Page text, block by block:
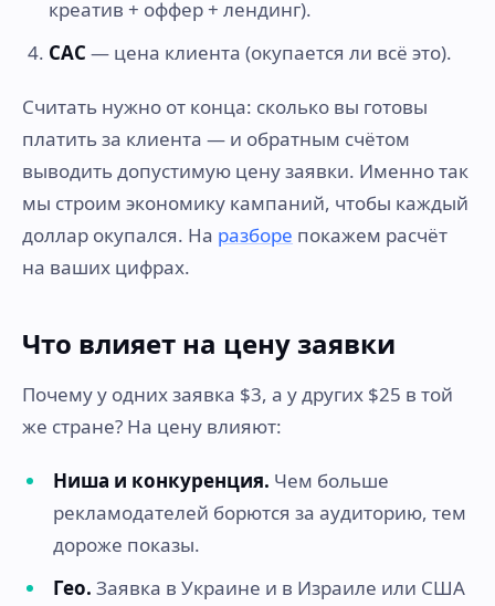
креатив + оффер + лендинг).
CAC — цена клиента (окупается ли всё это).
Считать нужно от конца: сколько вы готовы
платить за клиента — и обратным счётом
выводить допустимую цену заявки. Именно так
мы строим экономику кампаний, чтобы каждый
доллар окупался. На разборе покажем расчёт
на ваших цифрах.
Что влияет на цену заявки
Почему у одних заявка $3, а у других $25 в той
же стране? На цену влияют:
Ниша и конкуренция. Чем больше
рекламодателей борются за аудиторию, тем
дороже показы.
Гео. Заявка в Украине и в Израиле или США